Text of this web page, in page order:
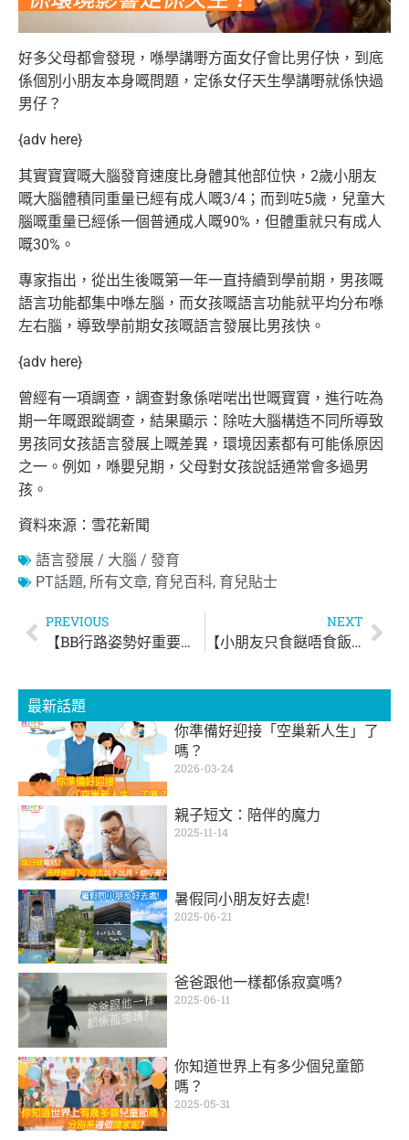
好多父母都會發現，喺學講嘢方面女仔會比男仔快，到底
係個別小朋友本身嘅問題，定係女仔天生學講嘢就係快過
男仔？
{adv here}
其實寶寶嘅大腦發育速度比身體其他部位快，2歲小朋友
嘅大腦體積同重量已經有成人嘅3/4；而到咗5歲，兒童大
腦嘅重量已經係一個普通成人嘅90%，但體重就只有成人
嘅30%。
專家指出，從出生後嘅第一年一直持續到學前期，男孩嘅
語言功能都集中喺左腦，而女孩嘅語言功能就平均分布喺
左右腦，導致學前期女孩嘅語言發展比男孩快。
{adv here}
曾經有一項調查，調查對象係啱啱出世嘅寶寶，進行咗為
期一年嘅跟蹤調查，結果顯示：除咗大腦構造不同所導致
男孩同女孩語言發展上嘅差異，環境因素都有可能係原因
之一。例如，喺嬰兒期，父母對女孩說話通常會多過男
孩。
資料來源：雪花新聞
語言發展 / 大腦 / 發育
PT話題, 所有文章, 育兒百科, 育兒貼士
PREVIOUS
【BB行路姿勢好重要！】錯誤行路姿勢會影響發育
NEXT
【小朋友只食餸唔食飯？】如何改善小朋友的偏食行為？
最新話題
你準備好迎接「空巢新人生」了
嗎？
2026-03-24
親子短文：陪伴的魔力
2025-11-14
暑假同小朋友好去處!
2025-06-21
爸爸跟他一樣都係寂寞嗎?
2025-06-11
你知道世界上有多少個兒童節
嗎？
2025-05-31